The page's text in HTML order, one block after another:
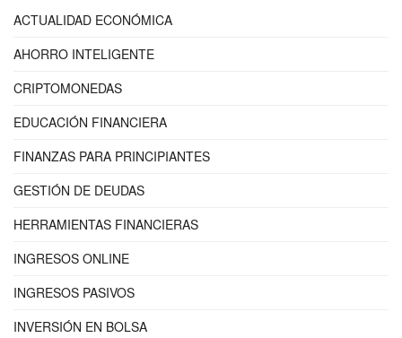
ACTUALIDAD ECONÓMICA
AHORRO INTELIGENTE
CRIPTOMONEDAS
EDUCACIÓN FINANCIERA
FINANZAS PARA PRINCIPIANTES
GESTIÓN DE DEUDAS
HERRAMIENTAS FINANCIERAS
INGRESOS ONLINE
INGRESOS PASIVOS
INVERSIÓN EN BOLSA